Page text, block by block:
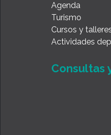
Agenda
Turismo
Cursos y
Actividades
Consultas